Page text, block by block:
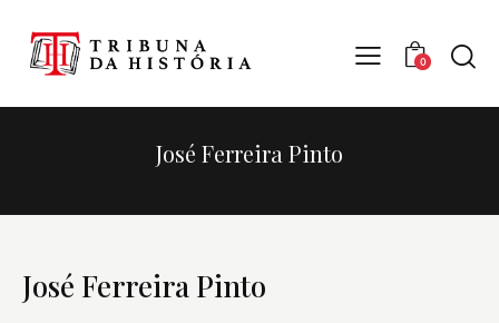
0
José Ferreira Pinto
José Ferreira Pinto